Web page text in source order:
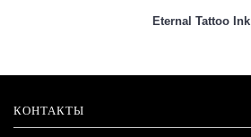
Eternal Tattoo Ink
КОНТАКТЫ